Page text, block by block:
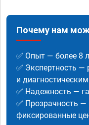
Почему нам
✅ Опыт — более 8
✅ Экспертность
и
✅ Надежность —
✅ Прозрачность —
фиксированные